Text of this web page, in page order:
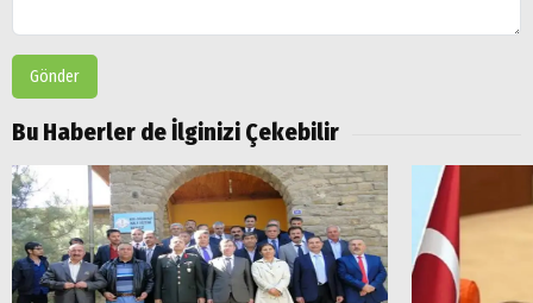
Gönder
Bu Haberler de İlginizi Çekebilir